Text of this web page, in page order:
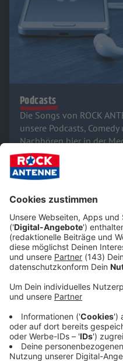
Podcasts
Die Songs von ROCK
unsere Podcasts,
Nachhören hier in der